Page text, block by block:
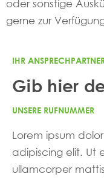
oder sonstige
gerne zur
IHR
Gib hier
UNSERE RUFNUMMER
Lorem ipsum
adipiscing elit. Ut
ullamcorper